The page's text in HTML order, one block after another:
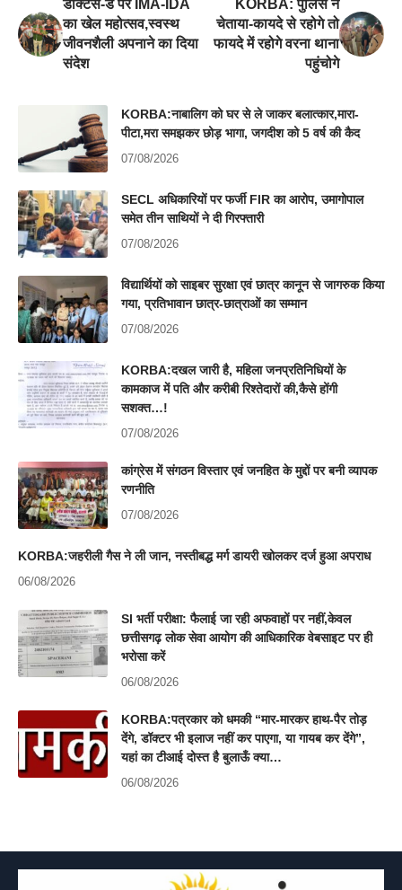
डॉक्टर्स-डे पर IMA-IDA
का खेल महोत्सव,स्वस्थ
जीवनशैली अपनाने का दिया
संदेश
KORBA: पुलिस ने
चेताया-कायदे से रहोगे तो
फायदे में रहोगे वरना थाना
पहुंचोगे
KORBA:नाबालिग को घर से ले जाकर बलात्कार,मारा-
पीटा,मरा समझकर छोड़ भागा, जगदीश को 5 वर्ष की कैद
07/08/2026
SECL अधिकारियों पर फर्जी FIR का आरोप, उमागोपाल
समेत तीन साथियों ने दी गिरफ्तारी
07/08/2026
विद्यार्थियों को साइबर सुरक्षा एवं छात्र कानून से जागरुक किया
गया, प्रतिभावान छात्र-छात्राओं का सम्मान
07/08/2026
KORBA:दखल जारी है, महिला जनप्रतिनिधियों के
कामकाज में पति और करीबी रिश्तेदारों की,कैसे होंगी
सशक्त…!
07/08/2026
कांग्रेस में संगठन विस्तार एवं जनहित के मुद्दों पर बनी व्यापक
रणनीति
07/08/2026
KORBA:जहरीली गैस ने ली जान, नस्तीबद्ध मर्ग डायरी खोलकर दर्ज हुआ अपराध
06/08/2026
SI भर्ती परीक्षा: फैलाई जा रही अफवाहों पर नहीं,केवल
छत्तीसगढ़ लोक सेवा आयोग की आधिकारिक वेबसाइट पर ही
भरोसा करें
06/08/2026
KORBA:पत्रकार को धमकी “मार-मारकर हाथ-पैर तोड़
देंगे, डॉक्टर भी इलाज नहीं कर पाएगा, या गायब कर देंगे”,
यहां का टीआई दोस्त है बुलाऊँ क्या…
06/08/2026